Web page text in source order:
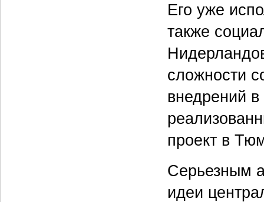
Его уже
также
сложности
внедрений
проект в
Серьезным
идеи